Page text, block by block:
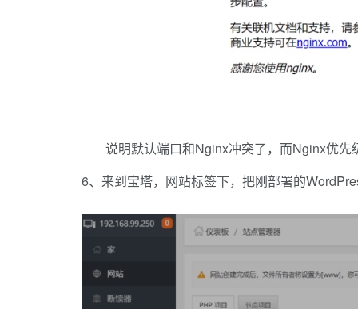
说明默认端口和Nginx冲突了，而Nginx优
6、来到宝塔，网站标签下，把刚部署的